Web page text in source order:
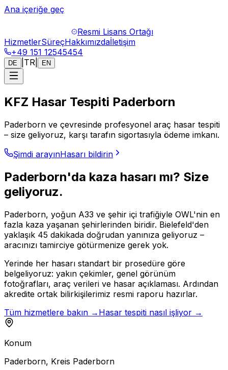
Ana içeriğe geç
Resmi Lisans Ortağı
HizmetlerSüreçHakkımızdaİletişim
+49 151 12545454
DE TR EN
KFZ Hasar Tespiti Paderborn
Paderborn ve çevresinde profesyonel araç hasar tespiti
– size geliyoruz, karşı tarafın sigortasıyla ödeme imkanı.
Şimdi arayınHasarı bildirin
Paderborn'da kaza hasarı mı? Size
geliyoruz.
Paderborn, yoğun A33 ve şehir içi trafiğiyle OWL'nin en
fazla kaza yaşanan şehirlerinden biridir. Bielefeld'den
yaklaşık 45 dakikada doğrudan yanınıza geliyoruz –
aracınızı tamirciye götürmenize gerek yok.
Yerinde her hasarı standart bir prosedüre göre
belgeliyoruz: yakın çekimler, genel görünüm
fotoğrafları, araç verileri ve hasar açıklaması. Ardından
akredite ortak bilirkişilerimiz resmi raporu hazırlar.
Tüm hizmetlere bakın → Hasar tespiti nasıl işliyor →
Konum
Paderborn, Kreis Paderborn